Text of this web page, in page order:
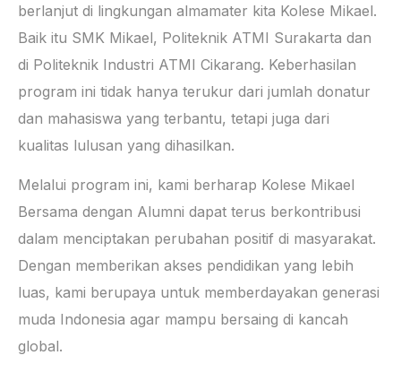
berlanjut di lingkungan almamater kita Kolese Mikael.
Baik itu SMK Mikael, Politeknik ATMI Surakarta dan
di Politeknik Industri ATMI Cikarang. Keberhasilan
program ini tidak hanya terukur dari jumlah donatur
dan mahasiswa yang terbantu, tetapi juga dari
kualitas lulusan yang dihasilkan.
Melalui program ini, kami berharap Kolese Mikael
Bersama dengan Alumni dapat terus berkontribusi
dalam menciptakan perubahan positif di masyarakat.
Dengan memberikan akses pendidikan yang lebih
luas, kami berupaya untuk memberdayakan generasi
muda Indonesia agar mampu bersaing di kancah
global.